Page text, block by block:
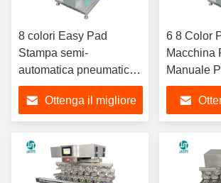
8 colori Easy Pad
Stampa semi-
automatica pneumatica
Mini Pad Stampa per
carta di tracciamento A3
Micro SD Card
Ottenga il migliore
6 8 Color
Macchina
Manuale
Il Cuore
Nastro
Caramelle